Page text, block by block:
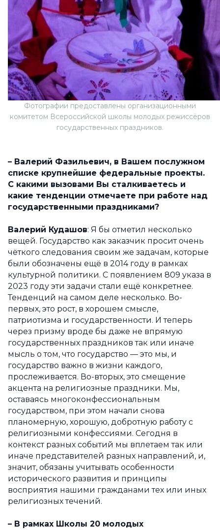
Фотографии предоставлены организационными
комитетом Всероссийской школы молодых режиссёров
государственных праздников.
– Валерий Фазильевич, в Вашем послужном
списке крупнейшие федеральные проекты.
С какими вызовами Вы сталкиваетесь и
какие тенденции отмечаете при работе над
государственными праздниками?
Валерий Кудашов: Я бы отметил несколько
вещей. Государство как заказчик просит очень
чёткого следования своим же задачам, которые
были обозначены ещё в 2014 году в рамках
культурной политики. С появлением 809 указа в
2023 году эти задачи стали ещё конкретнее.
Тенденций на самом деле несколько. Во-
первых, это рост, в хорошем смысле,
патриотизма и государственности. И теперь
через призму вроде бы даже не впрямую
государственных праздников так или иначе
мысль о том, что государство — это мы, и
государство важно в жизни каждого,
прослеживается. Во-вторых, это смещение
акцента на религиозные праздники. Мы,
оставаясь многоконфессиональным
государством, при этом начали снова
планомерную, хорошую, добротную работу с
религиозными конфессиями. Сегодня в
контекст разных событий мы вплетаем так или
иначе представителей разных направлений, и,
значит, обязаны учитывать особенности
исторического развития и принципы
восприятия нашими гражданами тех или иных
религиозных течений.
– В рамках Школы 20 молодых